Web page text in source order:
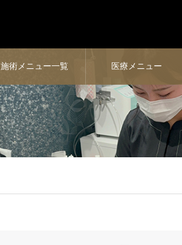
施術メニュー一覧 医療メニュー